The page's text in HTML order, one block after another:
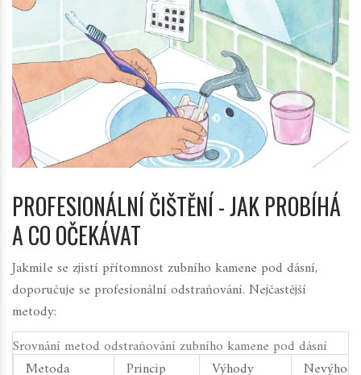
PROFESIONÁLNÍ ČIŠTĚNÍ - JAK PROBÍHÁ
A CO OČEKÁVAT
Jakmile se zjistí přítomnost zubního kamene pod dásní,
doporučuje se profesionální odstraňování. Nejčastější
metody:
Srovnání metod odstraňování zubního kamene pod dásní
Metoda
Princip Výhody
Nevýhody